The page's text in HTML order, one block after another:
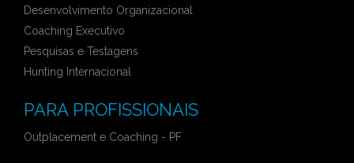
Desenvolvimento Organizacional
Coaching Executivo
Pesquisas e Testagens
Hunting Internacional
PARA PROFISSIONAIS
Outplacement e Coaching - PF